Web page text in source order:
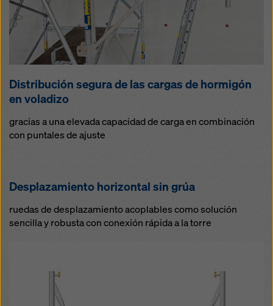
Distribución segura de las cargas de hormigón
en voladizo
gracias a una elevada capacidad de carga en combinación
con puntales de ajuste
Desplazamiento horizontal sin grúa
ruedas de desplazamiento acoplables como solución
sencilla y robusta con conexión rápida a la torre